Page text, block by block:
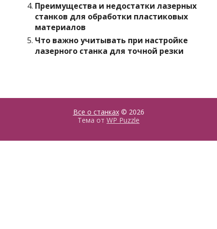
Преимущества и недостатки лазерных
станков для обработки пластиковых
материалов
Что важно учитывать при настройке
лазерного станка для точной резки
Все о станках© 2026
Тема от WP Puzzle